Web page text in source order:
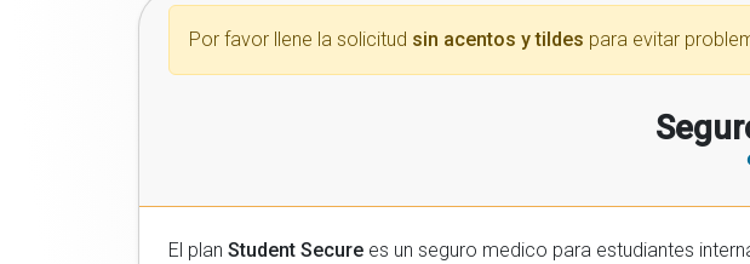
Por favor llene la solicitud sin acentos y tildes para evitar
El plan Student Secure es un seguro medico para estudiantes internacionales. Esto incluye